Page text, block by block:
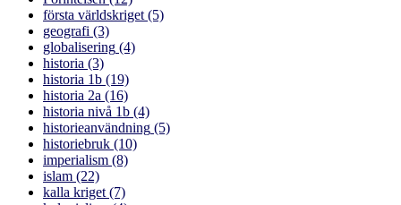
första världskriget (5)
geografi (3)
globalisering (4)
historia (3)
historia 1b (19)
historia 2a (16)
historia nivå 1b (4)
historieanvändning (5)
historiebruk (10)
imperialism (8)
islam (22)
kalla kriget (7)